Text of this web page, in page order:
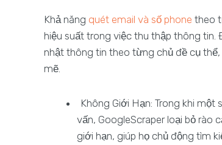
Khả năng quét email và số phone theo
hiệu suất trong việc thu thập thông tin.
nhật thông tin theo từng chủ đề cụ
mẽ.
Không Giới Hạn: Trong khi
vấn, GoogleScraper loại bỏ rào
giới hạn, giúp họ chủ động tìm